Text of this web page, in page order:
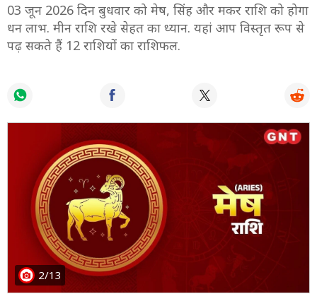
03 जून 2026 दिन बुधवार को मेष, सिंह और मकर राशि को होगा
धन लाभ. मीन राशि रखे सेहत का ध्यान. यहां आप विस्तृत रूप से
पढ़ सकते हैं 12 राशियों का राशिफल.
2/13